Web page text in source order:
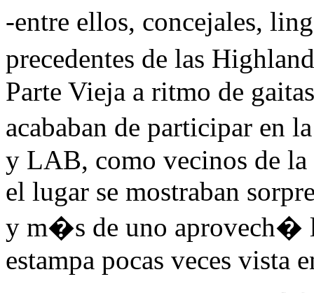
-entre ellos, concejales,
precedentes de las
Parte Vieja a ritmo de
acababan de participar en
y LAB, como vecinos de la
el lugar se mostraban
y m�s de uno aprovech�
estampa pocas veces vista